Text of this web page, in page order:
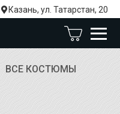
Казань, ул. Татарстан, 20
ВСЕ КОСТЮМЫ